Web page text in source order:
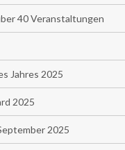
40 Veranstaltungen
Jahres 2025
2025
2025